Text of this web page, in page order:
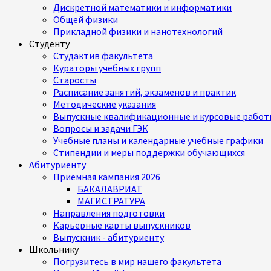
Дискретной математики и информатики
Общей физики
Прикладной физики и нанотехнологий
Студенту
Студактив факультета
Кураторы учебных групп
Старосты
Расписание занятий, экзаменов и практик
Методические указания
Выпускные квалификационные и курсовые
Вопросы и задачи ГЭК
Учебные планы и календарные учебные графики
Стипендии и меры поддержки обучающихся
Абитуриенту
Приёмная кампания 2026
БАКАЛАВРИАТ
МАГИСТРАТУРА
Направления подготовки
Карьерные карты выпускников
Выпускник - абитуриенту
Школьнику
Погрузитесь в мир нашего факультета